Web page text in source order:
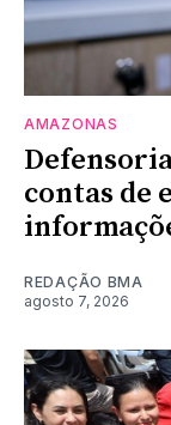
AMAZONAS
contas de
REDAÇÃO BMA
agosto 7, 2026